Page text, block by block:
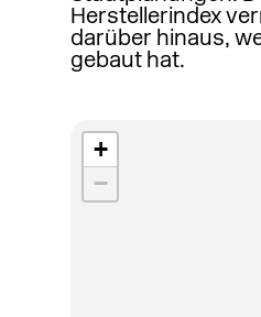
Herstellerindex
darüber hinaus,
gebaut hat.
+
−